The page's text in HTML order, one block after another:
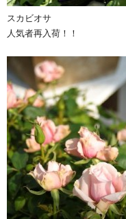
スカビオサ
人気者再入荷！！